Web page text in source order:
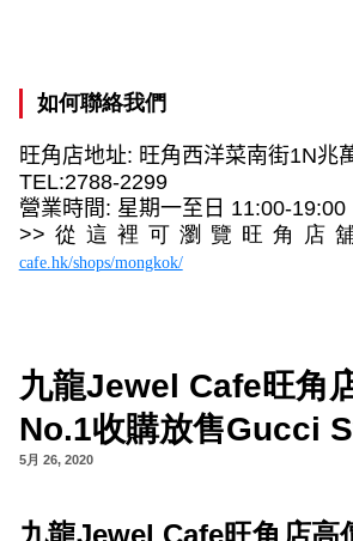
如何聯絡我們
旺角店地址: 旺角西洋菜南街1N兆
TEL:2788-2299
營業時間: 星期一至日 11:00-19:00
>> 從這裡可瀏覽旺角店
cafe.hk/shops/mongkok/
九龍Jewel Cafe旺角
No.1收購放售Gucci
5月 26, 2020
九龍Jewel Cafe旺角店高